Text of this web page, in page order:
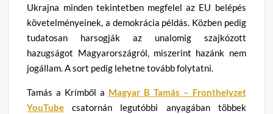
Ukrajna minden tekintetben megfelel az EU belépés
követelményeinek, a demokrácia példás. Közben pedig
tudatosan harsogják az unalomig szajkózott
hazugságot Magyarországról, miszerint hazánk nem
jogállam. A sort pedig lehetne tovább folytatni.
Tamás a Krímből a Magyar B Tamás – Fronthelyzet
YouTube csatornán legutóbbi anyagában többek